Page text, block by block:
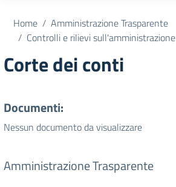
Home
Amministrazione Trasparente
Controlli e rilievi sull'amministrazione
Corte dei conti
Documenti:
Nessun documento da visualizzare
Amministrazione Trasparente